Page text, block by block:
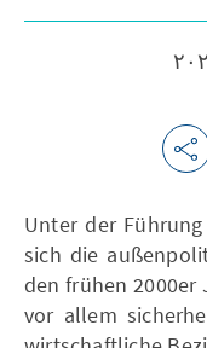
Unter der
sich die
den frühen 2000er
vor allem